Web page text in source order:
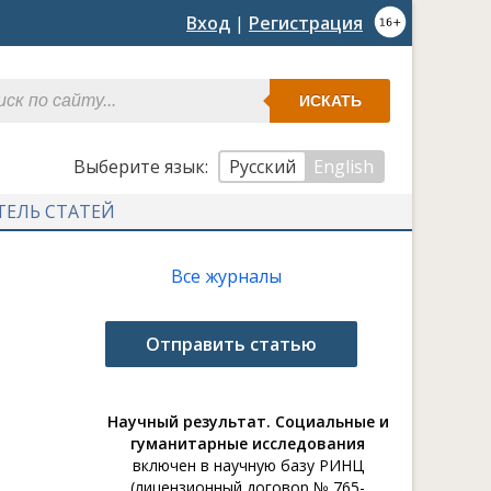
Вход | Регистрация
ИСКАТЬ
Выберите язык: Русский
English
СТАТЕЙ
Все журналы
Отправить статью
Научный результат. Социальные и
гуманитарные исследования
включен в научную базу РИНЦ